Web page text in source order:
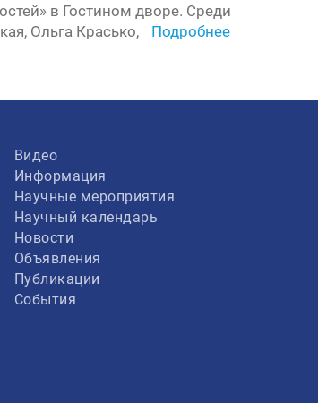
в Гостином дворе. Среди
Ольга Красько,
Подробнее
Видео
Информация
Научные мероприятия
Научный календарь
Новости
Объявления
Публикации
События